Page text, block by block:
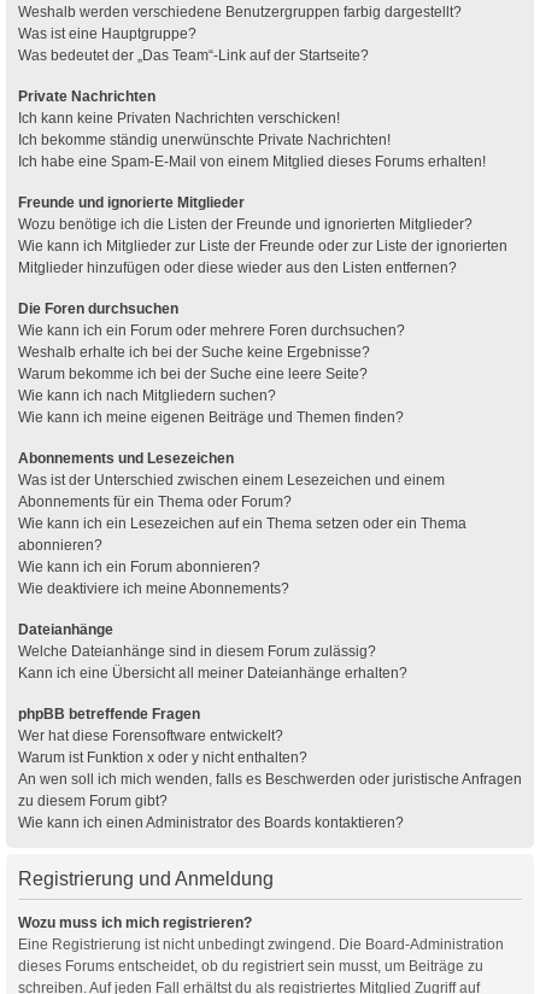
Weshalb werden verschiedene Benutzergruppen farbig dargestellt?
Was ist eine Hauptgruppe?
Was bedeutet der „Das Team“-Link auf der Startseite?
Private Nachrichten
Ich kann keine Privaten Nachrichten verschicken!
Ich bekomme ständig unerwünschte Private Nachrichten!
Ich habe eine Spam-E-Mail von einem Mitglied dieses Forums erhalten!
Freunde und ignorierte Mitglieder
Wozu benötige ich die Listen der Freunde und ignorierten Mitglieder?
Wie kann ich Mitglieder zur Liste der Freunde oder zur Liste der ignorierten
Mitglieder hinzufügen oder diese wieder aus den Listen entfernen?
Die Foren durchsuchen
Wie kann ich ein Forum oder mehrere Foren durchsuchen?
Weshalb erhalte ich bei der Suche keine Ergebnisse?
Warum bekomme ich bei der Suche eine leere Seite?
Wie kann ich nach Mitgliedern suchen?
Wie kann ich meine eigenen Beiträge und Themen finden?
Abonnements und Lesezeichen
Was ist der Unterschied zwischen einem Lesezeichen und einem
Abonnements für ein Thema oder Forum?
Wie kann ich ein Lesezeichen auf ein Thema setzen oder ein Thema
abonnieren?
Wie kann ich ein Forum abonnieren?
Wie deaktiviere ich meine Abonnements?
Dateianhänge
Welche Dateianhänge sind in diesem Forum zulässig?
Kann ich eine Übersicht all meiner Dateianhänge erhalten?
phpBB betreffende Fragen
Wer hat diese Forensoftware entwickelt?
Warum ist Funktion x oder y nicht enthalten?
An wen soll ich mich wenden, falls es Beschwerden oder juristische Anfragen
zu diesem Forum gibt?
Wie kann ich einen Administrator des Boards kontaktieren?
Registrierung und Anmeldung
Wozu muss ich mich registrieren?
Eine Registrierung ist nicht unbedingt zwingend. Die Board-Administration
dieses Forums entscheidet, ob du registriert sein musst, um Beiträge zu
schreiben. Auf jeden Fall erhältst du als registriertes Mitglied Zugriff auf